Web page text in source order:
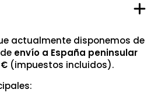
actualmente disponemos de
envío a España peninsular
(impuestos incluidos).